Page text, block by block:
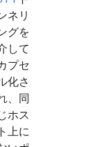
ネリ
グを
して
プセ
化さ
、同
ホス
ト上に